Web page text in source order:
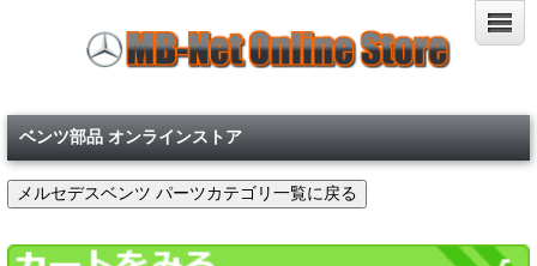
ベンツ部品 オンラインストア